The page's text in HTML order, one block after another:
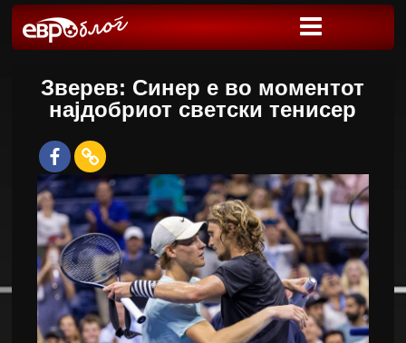
Зверев: Синер е во моментот
најдобриот светски тенисер